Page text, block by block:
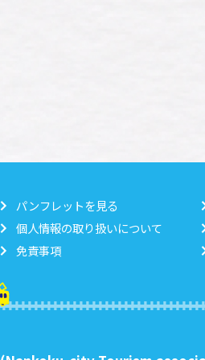
パンフレットを見る
個人情報の取り扱いについて
免責事項